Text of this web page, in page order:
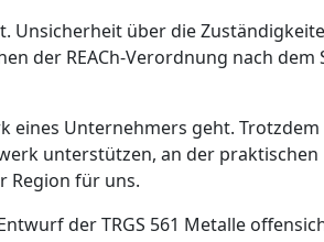
. Unsicherheit über die
der REACh-Verordnung nach dem
eines Unternehmers geht.
unterstützen, an der praktischen
Region für uns.
der TRGS 561 Metalle